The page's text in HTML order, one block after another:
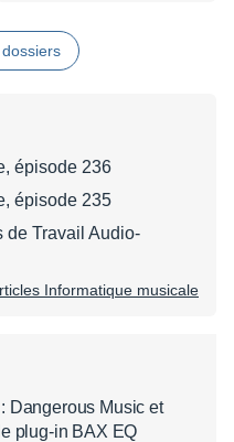
épisode 236
épisode 235
de Travail Audio-
Informatique musicale
Dangerous Music et
plug-in BAX EQ